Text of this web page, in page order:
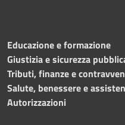
Educazione e formazione
Giustizia e sicurezza
Tributi, finanze e
Salute, benessere e
Autorizzazioni